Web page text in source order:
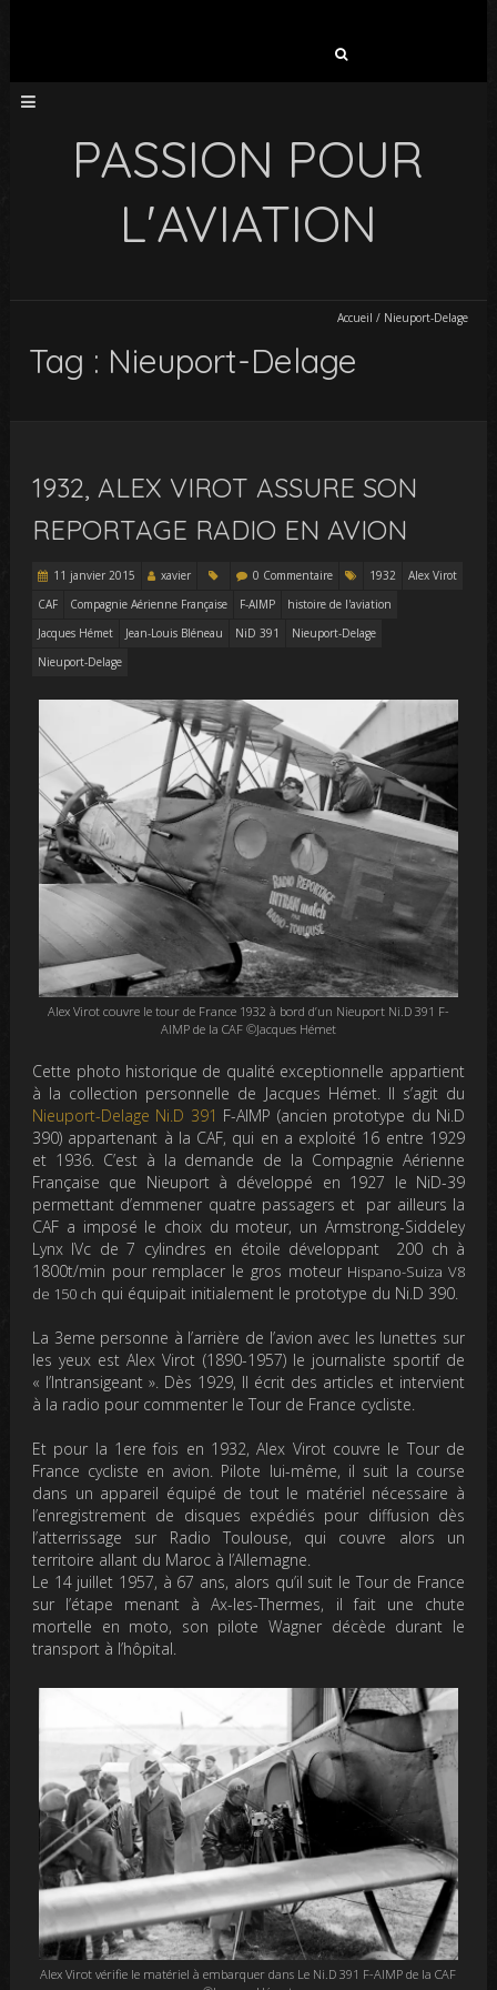
PASSION POUR
L'AVIATION
Accueil / Nieuport-Delage
Tag : Nieuport-Delage
1932, ALEX VIROT ASSURE SON
REPORTAGE RADIO EN AVION
11 janvier 2015 xavier 0 Commentaire 1932
Alex Virot
CAF
Compagnie Aérienne Française F-AIMP
histoire de l'aviation
Jacques Hémet
Jean-Louis Bléneau NiD 391
Nieuport-Delage
Nieuport-Delage
Alex Virot couvre le tour de France 1932 à bord d’un Nieuport Ni.D 391 F-
AIMP de la CAF ©Jacques Hémet
Cette photo historique de qualité exceptionnelle appartient
à la collection personnelle de Jacques Hémet. Il s’agit du
Nieuport-Delage Ni.D 391 F-AIMP (ancien prototype du Ni.D
390) appartenant à la CAF, qui en a exploité 16 entre 1929
et 1936. C’est à la demande de la Compagnie Aérienne
Française que Nieuport à développé en 1927 le NiD-39
permettant d’emmener quatre passagers et par ailleurs la
CAF a imposé le choix du moteur, un Armstrong-Siddeley
Lynx IVc de 7 cylindres en étoile développant 200 ch à
1800t/min pour remplacer le gros moteur Hispano-Suiza V8
de 150 ch qui équipait initialement le prototype du Ni.D 390.
La 3eme personne à l’arrière de l’avion avec les lunettes sur
les yeux est Alex Virot (1890-1957) le journaliste sportif de
« l’Intransigeant ». Dès 1929, Il écrit des articles et intervient
à la radio pour commenter le Tour de France cycliste.
Et pour la 1ere fois en 1932, Alex Virot couvre le Tour de
France cycliste en avion. Pilote lui-même, il suit la course
dans un appareil équipé de tout le matériel nécessaire à
l’enregistrement de disques expédiés pour diffusion dès
l’atterrissage sur Radio Toulouse, qui couvre alors un
territoire allant du Maroc à l’Allemagne.
Le 14 juillet 1957, à 67 ans, alors qu’il suit le Tour de France
sur l’étape menant à Ax-les-Thermes, il fait une chute
mortelle en moto, son pilote Wagner décède durant le
transport à l’hôpital.
Alex Virot vérifie le matériel à embarquer dans Le Ni.D 391 F-AIMP de la CAF